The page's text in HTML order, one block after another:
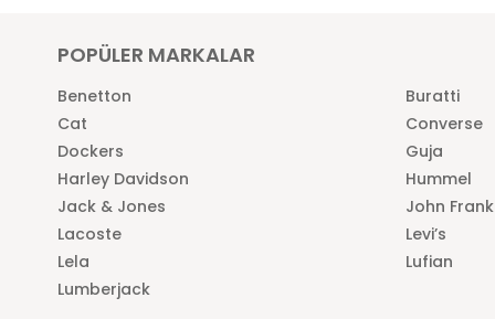
POPÜLER MARKALAR
Benetton
Buratti
Cat
Converse
Dockers
Guja
Harley Davidson
Hummel
Jack & Jones
John Frank
Lacoste
Levi’s
Lela
Lufian
Lumberjack